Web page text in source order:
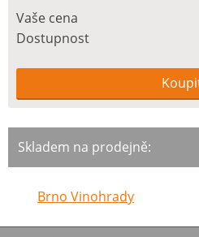
Vaše cena
Dostupnost
Skladem na prodejně:
Brno Vinohrady